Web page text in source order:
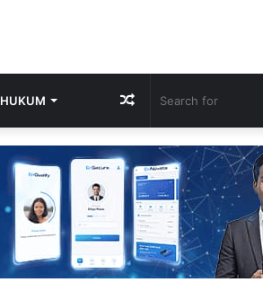
HUKUM Random
Article